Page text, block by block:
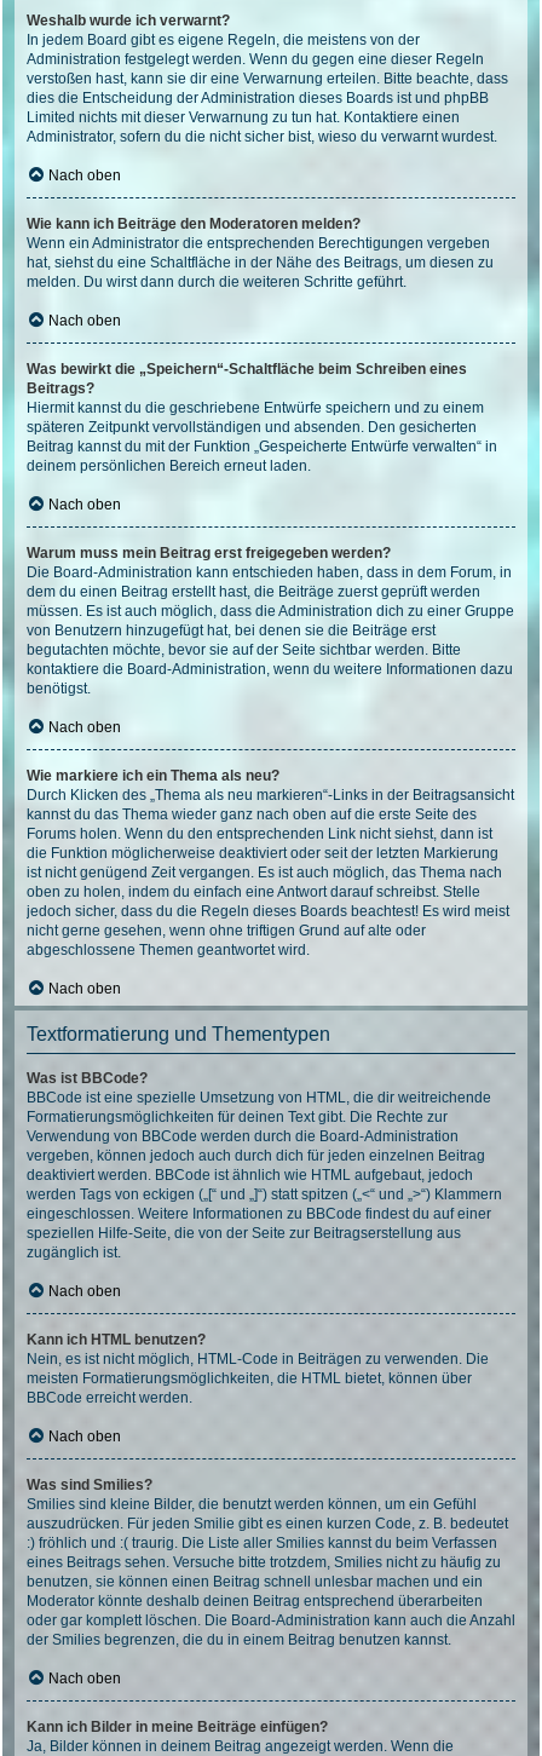
Weshalb wurde ich verwarnt?
In jedem Board gibt es eigene Regeln, die meistens von der
Administration festgelegt werden. Wenn du gegen eine dieser Regeln
verstoßen hast, kann sie dir eine Verwarnung erteilen. Bitte beachte, dass
dies die Entscheidung der Administration dieses Boards ist und phpBB
Limited nichts mit dieser Verwarnung zu tun hat. Kontaktiere einen
Administrator, sofern du die nicht sicher bist, wieso du verwarnt wurdest.
Nach oben
Wie kann ich Beiträge den Moderatoren melden?
Wenn ein Administrator die entsprechenden Berechtigungen vergeben
hat, siehst du eine Schaltfläche in der Nähe des Beitrags, um diesen zu
melden. Du wirst dann durch die weiteren Schritte geführt.
Nach oben
Was bewirkt die „Speichern“-Schaltfläche beim Schreiben eines
Beitrags?
Hiermit kannst du die geschriebene Entwürfe speichern und zu einem
späteren Zeitpunkt vervollständigen und absenden. Den gesicherten
Beitrag kannst du mit der Funktion „Gespeicherte Entwürfe verwalten“ in
deinem persönlichen Bereich erneut laden.
Nach oben
Warum muss mein Beitrag erst freigegeben werden?
Die Board-Administration kann entschieden haben, dass in dem Forum, in
dem du einen Beitrag erstellt hast, die Beiträge zuerst geprüft werden
müssen. Es ist auch möglich, dass die Administration dich zu einer Gruppe
von Benutzern hinzugefügt hat, bei denen sie die Beiträge erst
begutachten möchte, bevor sie auf der Seite sichtbar werden. Bitte
kontaktiere die Board-Administration, wenn du weitere Informationen dazu
benötigst.
Nach oben
Wie markiere ich ein Thema als neu?
Durch Klicken des „Thema als neu markieren“-Links in der Beitragsansicht
kannst du das Thema wieder ganz nach oben auf die erste Seite des
Forums holen. Wenn du den entsprechenden Link nicht siehst, dann ist
die Funktion möglicherweise deaktiviert oder seit der letzten Markierung
ist nicht genügend Zeit vergangen. Es ist auch möglich, das Thema nach
oben zu holen, indem du einfach eine Antwort darauf schreibst. Stelle
jedoch sicher, dass du die Regeln dieses Boards beachtest! Es wird meist
nicht gerne gesehen, wenn ohne triftigen Grund auf alte oder
abgeschlossene Themen geantwortet wird.
Nach oben
Textformatierung und Thementypen
Was ist BBCode?
BBCode ist eine spezielle Umsetzung von HTML, die dir weitreichende
Formatierungsmöglichkeiten für deinen Text gibt. Die Rechte zur
Verwendung von BBCode werden durch die Board-Administration
vergeben, können jedoch auch durch dich für jeden einzelnen Beitrag
deaktiviert werden. BBCode ist ähnlich wie HTML aufgebaut, jedoch
werden Tags von eckigen („[“ und „]“) statt spitzen („<“ und „>“) Klammern
eingeschlossen. Weitere Informationen zu BBCode findest du auf einer
speziellen Hilfe-Seite, die von der Seite zur Beitragserstellung aus
zugänglich ist.
Nach oben
Kann ich HTML benutzen?
Nein, es ist nicht möglich, HTML-Code in Beiträgen zu verwenden. Die
meisten Formatierungsmöglichkeiten, die HTML bietet, können über
BBCode erreicht werden.
Nach oben
Was sind Smilies?
Smilies sind kleine Bilder, die benutzt werden können, um ein Gefühl
auszudrücken. Für jeden Smilie gibt es einen kurzen Code, z. B. bedeutet
:) fröhlich und :( traurig. Die Liste aller Smilies kannst du beim Verfassen
eines Beitrags sehen. Versuche bitte trotzdem, Smilies nicht zu häufig zu
benutzen, sie können einen Beitrag schnell unlesbar machen und ein
Moderator könnte deshalb deinen Beitrag entsprechend überarbeiten
oder gar komplett löschen. Die Board-Administration kann auch die Anzahl
der Smilies begrenzen, die du in einem Beitrag benutzen kannst.
Nach oben
Kann ich Bilder in meine Beiträge einfügen?
Ja, Bilder können in deinem Beitrag angezeigt werden. Wenn die